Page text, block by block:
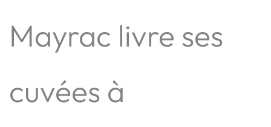
Mayrac livre ses
cuvées à